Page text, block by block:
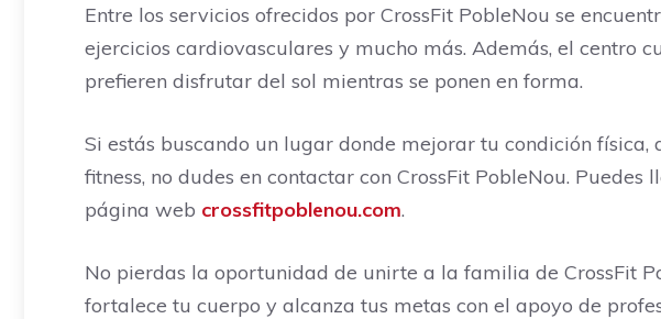
Entre los servicios ofrecidos por CrossFit PobleNou se
ejercicios cardiovasculares y mucho más. Además, el centro
prefieren disfrutar del sol mientras se ponen en forma.
Si estás buscando un lugar donde mejorar tu condición
fitness, no dudes en contactar con CrossFit PobleNou.
página web crossfitpoblenou.com.
No pierdas la oportunidad de unirte a la familia de CrossFit
fortalece tu cuerpo y alcanza tus metas con el apoyo de